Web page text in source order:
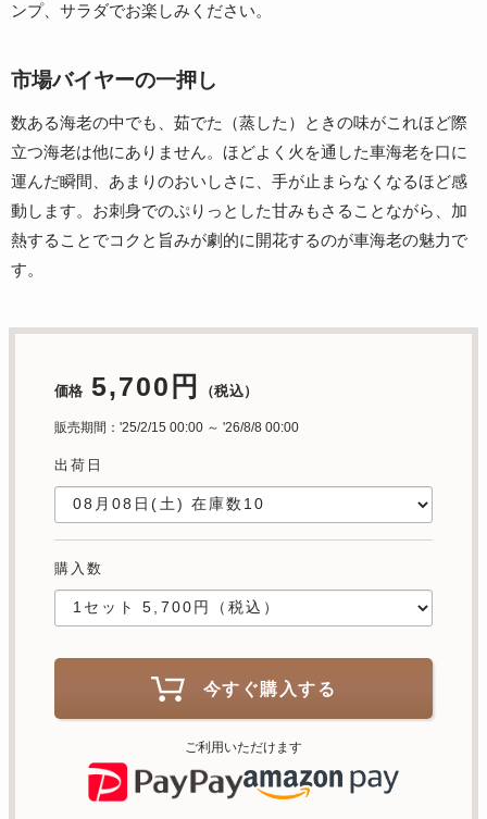
ンプ、サラダでお楽しみください。
市場バイヤーの一押し
数ある海老の中でも、茹でた（蒸した）ときの味がこれほど際
立つ海老は他にありません。ほどよく火を通した車海老を口に
運んだ瞬間、あまりのおいしさに、手が止まらなくなるほど感
動します。お刺身でのぷりっとした甘みもさることながら、加
熱することでコクと旨みが劇的に開花するのが車海老の魅力で
す。
価格 5,700円 （税込）
販売期間：'25/2/15 00:00 ～ '26/8/8 00:00
出荷日
購入数
今すぐ購入する
ご利用いただけます